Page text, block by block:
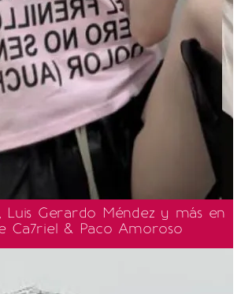
Luis Gerardo Méndez y más en
Ca7riel & Paco Amoroso